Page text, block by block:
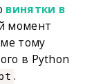
винятки в
момент
тому
в Python
.